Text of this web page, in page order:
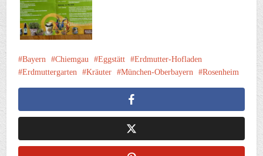
Bayern Chiemgau Eggstätt
Erdmutter-Hofladen
Erdmuttergarten
Kräuter München-Oberbayern Rosenheim